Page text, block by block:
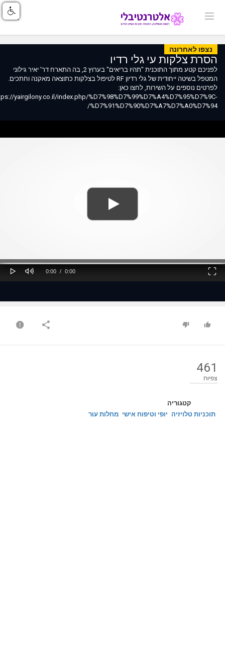
נצפו לאחרונה
הסרת צלקות עי גלי רדיו
לפניכם קטע מתוך התוכנית "תהיו בריאים" בערוץ 2, בה התארח דר' יאיר גילוני
המטפל בשיטה ייחודית של גלי רדיון RF לטיפול בצלקות כתוצאה מאקנה וחתכים.
לפרטים נוספים על השירות, לחצו כאן:
yairgilony.co.il/index.php/%D7%98%D7%99%D7%A4%D7%95%D7%9C-
%D7%91%D7%90%D7%A7%D7%A0%D7%94/
Play Mute
Current
0:00 /
Duration
0:00
Fullscreen
461
צפיות
קטגוריה
תוכניות טלויזיה יופי וטיפוח אישי מחלות עור